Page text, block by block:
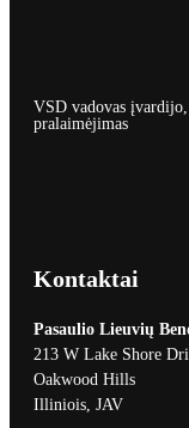
VSD vadovas
pralaimėjimas
Kontaktai
Pasaulio Lieuvių
213 W Lake Shore
Oakwood Hills
Illiniois, JAV